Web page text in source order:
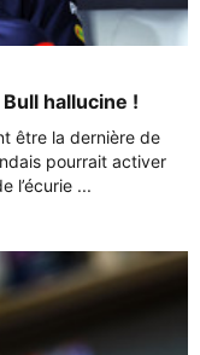
hallucine !
être la dernière de
pourrait activer
l’écurie ...